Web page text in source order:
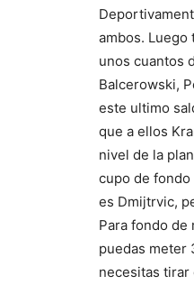
ambos. Luego
unos cuantos
Balcerowski,
este ultimo
que a ellos
nivel de la
cupo de
es Dmijtrvic,
Para fondo
puedas meter
necesitas tirar